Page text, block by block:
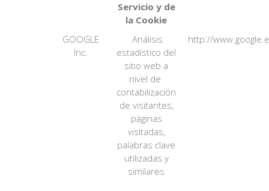
Servicio y de
la Cookie
GOOGLE
Inc.
Análisis
estadístico del
sitio web a
nivel de
contabilización
de visitantes,
páginas
visitadas,
palabras clave
utilizadas y
similares
http://